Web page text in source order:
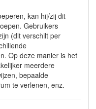
kan hij/zij dit
Gebruikers
(dit verschilt per
Op deze manier is het
meerdere
bepaalde
te verlenen, enz.